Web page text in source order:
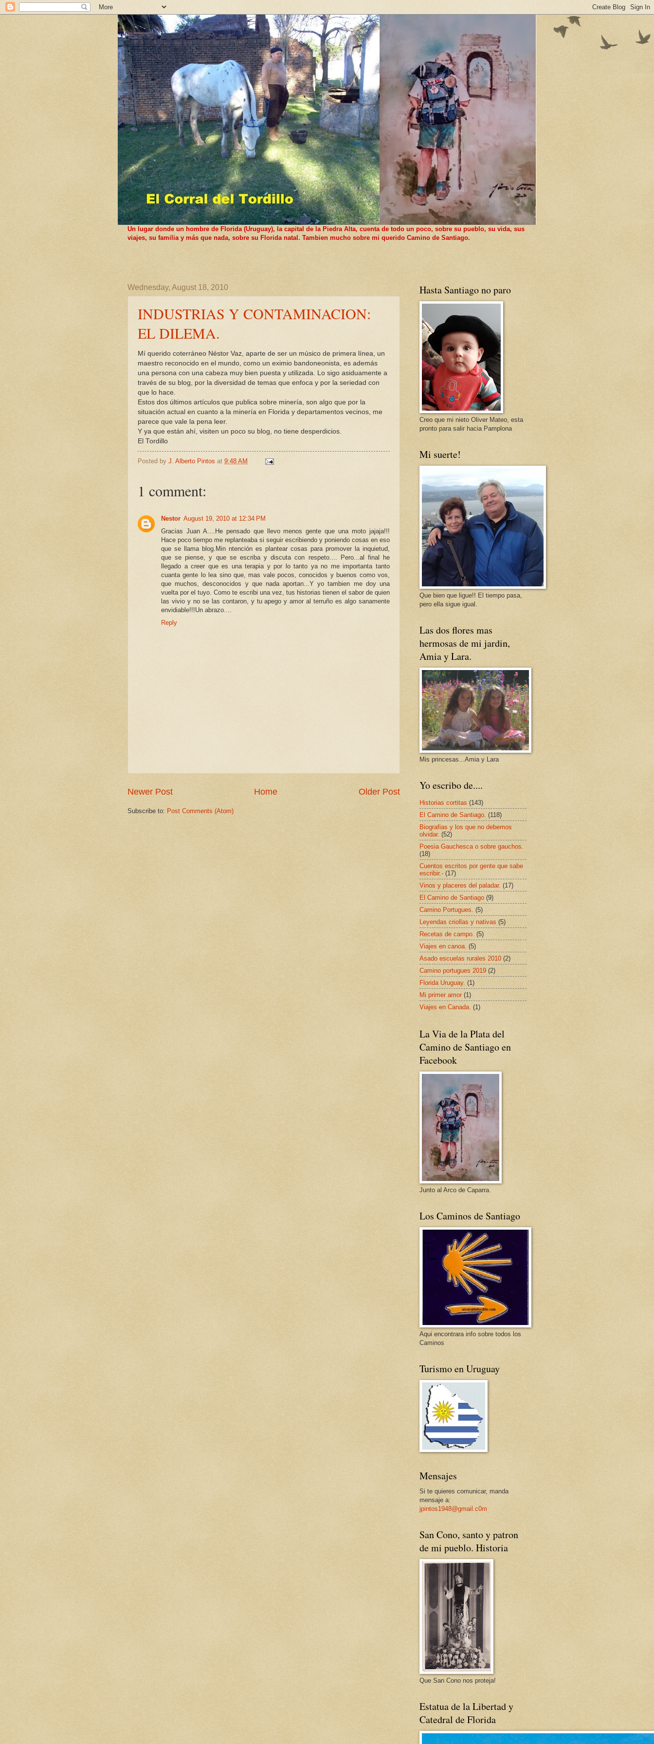
Un lugar donde un hombre de Florida (Uruguay), la capital de la Piedra Alta, cuenta de todo un poco, sobre su pueblo, su vida, sus
viajes, su familia y más que nada, sobre su Florida natal. Tambien mucho sobre mi querido Camino de Santiago.
Wednesday, August 18, 2010
INDUSTRIAS Y CONTAMINACION:
EL DILEMA.
Mí querido coterráneo Néstor Vaz, aparte de ser un músico de primera línea, un
maestro reconocido en el mundo, como un eximio bandoneonista, es además
una persona con una cabeza muy bien puesta y utilizada. Lo sigo asiduamente a
través de su blog, por la diversidad de temas que enfoca y por la seriedad con
que lo hace.
Estos dos últimos artículos que publica sobre minería, son algo que por la
situación actual en cuanto a la minería en Florida y departamentos vecinos, me
parece que vale la pena leer.
Y ya que están ahí, visiten un poco su blog, no tiene desperdicios.
El Tordillo
Posted by J. Alberto Pintos at 9:48 AM
1 comment:
Nestor August 19, 2010 at 12:34 PM
Gracias Juan A....He pensado que llevo menos gente que una moto jajaja!!!
Hace poco tiempo me replanteaba si seguir escribiendo y poniendo cosas en eso
que se llama blog.Min ntención es plantear cosas para promover la inquietud,
que se piense, y que se escriba y discuta con respeto.... Pero...al final he
llegado a creer que es una terapia y por lo tanto ya no me importanta tanto
cuanta gente lo lea sino que, mas vale pocos, conocidos y buenos como vos,
que muchos, desconocidos y que nada aportan...Y yo tambien me doy una
vuelta por el tuyo. Como te escribi una vez, tus historias tienen el sabor de quien
las vivio y no se las contaron, y tu apego y amor al terruño es algo sanamente
envidiable!!!Un abrazo....
Reply
Newer Post Older Post
Home
Subscribe to: Post Comments (Atom)
Hasta Santiago no paro
Creo que mi nieto Oliver Mateo, esta
pronto para salir hacia Pamplona
Mi suerte!
Que bien que ligue!! El tiempo pasa,
pero ella sigue igual.
Las dos flores mas
hermosas de mi jardin,
Amia y Lara.
Mis princesas...Amia y Lara
Yo escribo de....
Historias cortitas (143)
El Camino de Santiago. (118)
Biografias y los que no debemos
olvidar. (52)
Poesia Gauchesca o sobre gauchos.
(18)
Cuentos escritos por gente que sabe
escribir.- (17)
Vinos y placeres del paladar. (17)
El Camino de Santiago (9)
Camino Portugues. (5)
Leyendas criollas y nativas (5)
Recetas de campo. (5)
Viajes en canoa. (5)
Asado escuelas rurales 2010 (2)
Camino portugues 2019 (2)
Florida Uruguay. (1)
Mi primer amor (1)
Viajes en Canada. (1)
La Via de la Plata del
Camino de Santiago en
Facebook
Junto al Arco de Caparra.
Los Caminos de Santiago
Aqui encontrara info sobre todos los
Caminos
Turismo en Uruguay
Mensajes
Si te quieres comunicar, manda
mensaje a:
jpintos1948@gmail.c0m
San Cono, santo y patron
de mi pueblo. Historia
Que San Cono nos proteja!
Estatua de la Libertad y
Catedral de Florida